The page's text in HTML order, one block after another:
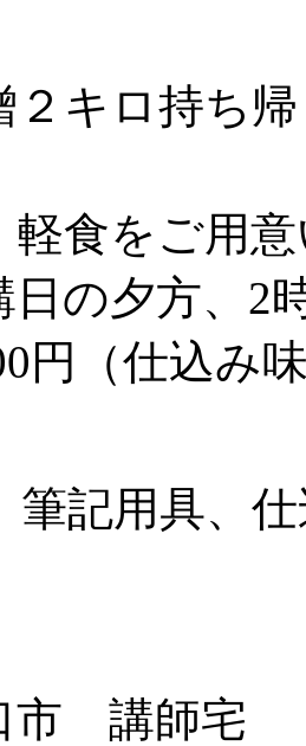
２キロ持ち
軽食をご用
の夕方、2
円（仕込み
筆記用具、
市 講師宅